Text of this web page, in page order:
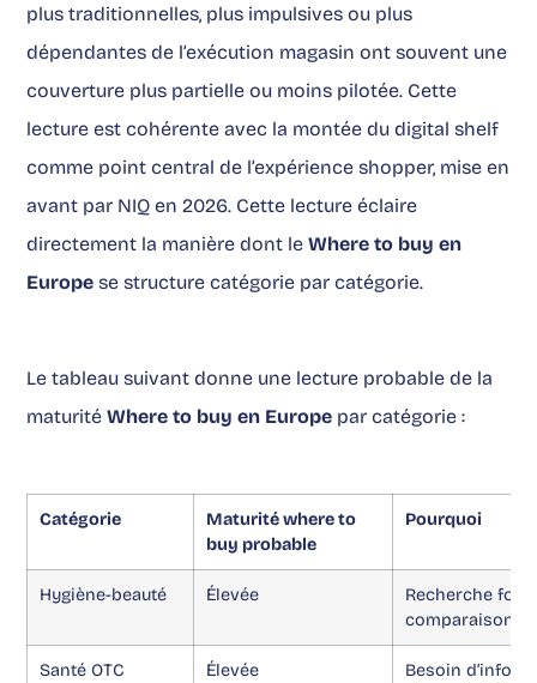
plus traditionnelles, plus impulsives ou plus
dépendantes de l’exécution magasin ont souvent une
couverture plus partielle ou moins pilotée. Cette
lecture est cohérente avec la montée du digital shelf
comme point central de l’expérience shopper, mise en
avant par NIQ en 2026. Cette lecture éclaire
directement la manière dont leWhere to buy en
Europe se structure catégorie par catégorie.
Le tableau suivant donne une lecture probable de la
maturitéWhere to buy en Europe par catégorie :
Catégorie
Maturité where to
buy probable
Pourquoi
Hygiène-beauté Élevée
Recherche
comparaison
Santé OTC Élevée
Besoin